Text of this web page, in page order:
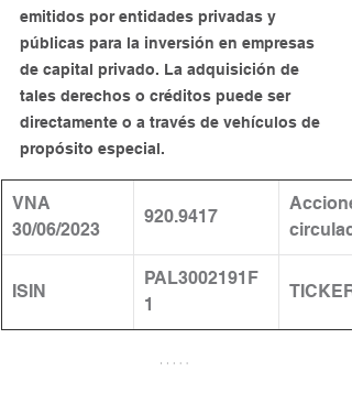
emitidos por entidades privadas y
públicas para la inversión en empresas
de capital privado. La adquisición de
tales derechos o créditos puede ser
directamente o a través de vehículos de
propósito especial.
VNA
30/06/2023
920.9417
ISIN
PAL3002191F
1
TICKER